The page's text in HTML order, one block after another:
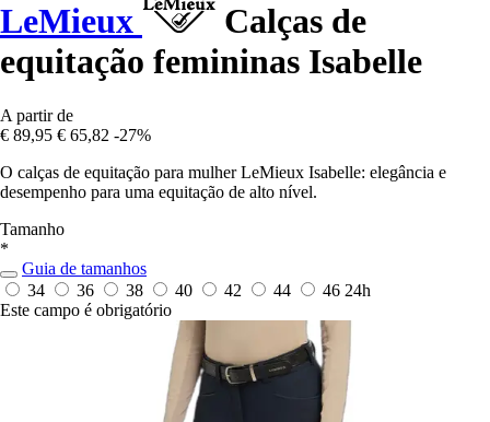
LeMieux
Calças de
equitação femininas Isabelle
A partir de
€ 89,95 € 65,82 -27%
O calças de equitação para mulher LeMieux Isabelle: elegância e
desempenho para uma equitação de alto nível.
Tamanho
*
Guia de tamanhos
34
36 38 40 42 44 46 24h
Este campo é obrigatório